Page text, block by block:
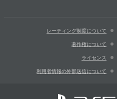
レーティング制度について
著作権について
ライセンス
利用者情報の外部送信について